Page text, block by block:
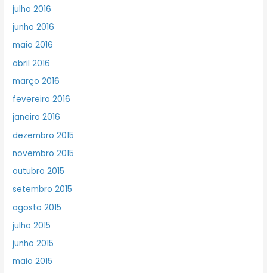
julho 2016
junho 2016
maio 2016
abril 2016
março 2016
fevereiro 2016
janeiro 2016
dezembro 2015
novembro 2015
outubro 2015
setembro 2015
agosto 2015
julho 2015
junho 2015
maio 2015